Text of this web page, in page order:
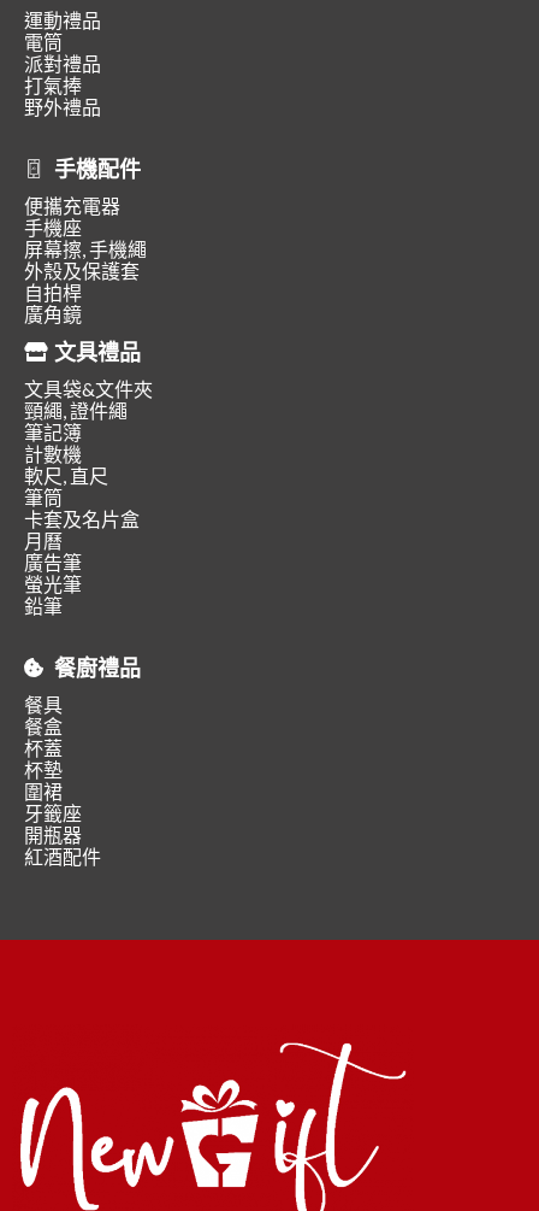
運動禮品
電筒
派對禮品
打氣捧
野外禮品
手機配件
便攜充電器
手機座
屏幕擦, 手機繩
外殼及保護套
自拍桿
廣角鏡
文具禮品
文具袋&文件夾
頸繩, 證件繩
筆記簿
計數機
軟尺, 直尺
筆筒
卡套及名片盒
月曆
廣告筆
螢光筆
鉛筆
餐廚禮品
餐具
餐盒
杯蓋
杯墊
圍裙
牙籤座
開瓶器
紅酒配件